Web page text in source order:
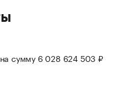
на сумму 6 028 624 503 ₽